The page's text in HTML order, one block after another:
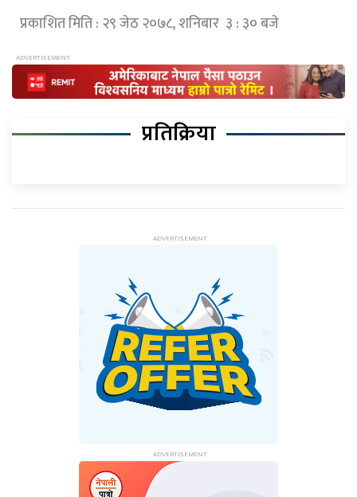
प्रकाशित मिति : २९ जेठ २०७८, शनिबार ३ : ३० बजे
प्रतिक्रिया